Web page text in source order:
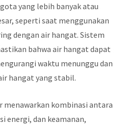
yang lebih banyak atau
seperti saat menggunakan
dengan air hangat. Sistem
bahwa air hangat dapat
waktu menunggu dan
hangat yang stabil.
menawarkan kombinasi antara
energi, dan keamanan,